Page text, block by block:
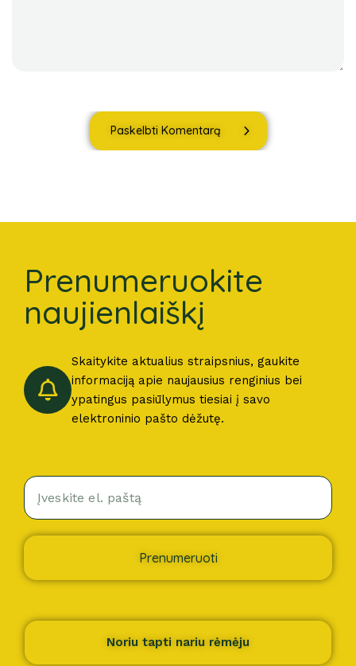
Paskelbti Komentarą
Prenumeruokite
naujienlaiškį
Skaitykite aktualius straipsnius, gaukite
informaciją apie naujausius renginius bei
ypatingus pasiūlymus tiesiai į savo
elektroninio pašto dėžutę.
Prenumeruoti
Noriu tapti nariu rėmėju